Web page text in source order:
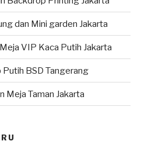
dan Mini garden Jakarta
VIP Kaca Putih Jakarta
Putih BSD Tangerang
Meja Taman Jakarta